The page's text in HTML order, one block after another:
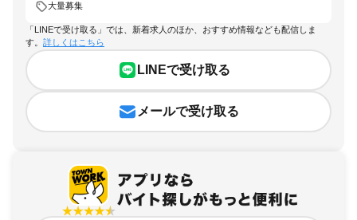
大量募集
「LINEで受け取る」では、新着求人のほか、おすすめ情報なども配信しま
す。 詳しくはこちら
LINEで受け取る
メールで受け取る